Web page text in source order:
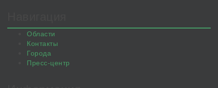
Области
Контакты
Города
Пресс-центр